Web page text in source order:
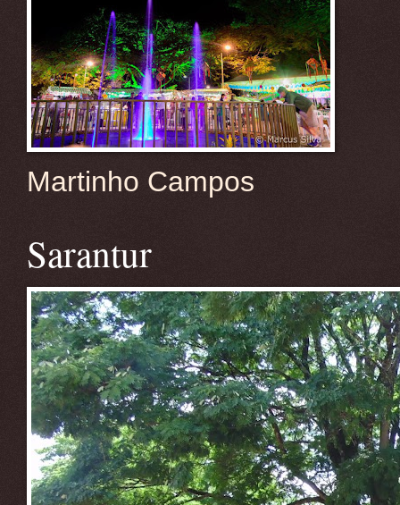
Martinho Campos
Sarantur